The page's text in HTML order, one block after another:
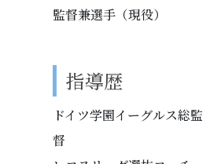
監督兼選手（現役）
指導歴
ドイツ学園イーグルス総監
督